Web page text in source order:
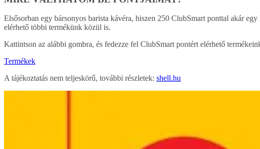
Elsősorban egy bársonyos barista kávéra, hiszen 250 ClubSmart ponttal akár
elérhető többi termékünk közül is.
Kattintson az alábbi gombra, és fedezze fel ClubSmart pontért elérhető
Termékek
A tájékoztatás nem teljeskörű, további részletek: shell.hu